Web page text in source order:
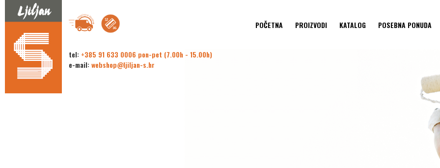
tel: +385 91 633 0006 pon-pet (7.00h - 15.00h)
e-mail: webshop@ljiljan-s.hr
POČETNA PROIZVODI KATALOG POSEBNA PONUDA